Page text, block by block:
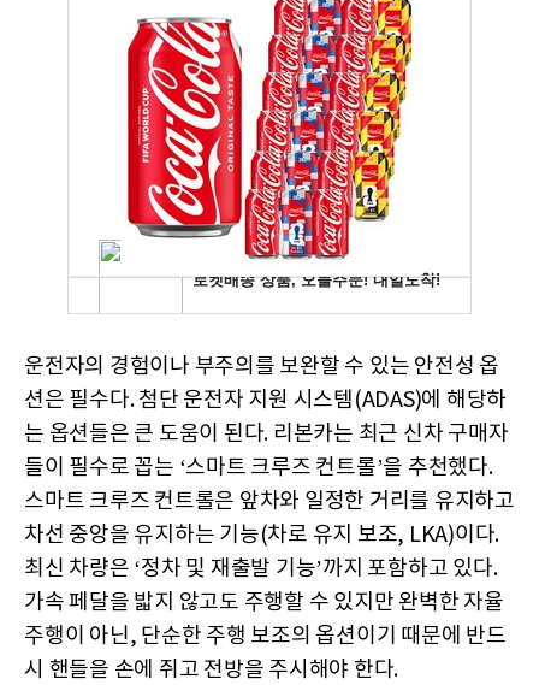
운전자의 경험이나 부주의를 보완할 수 있는 안전성 옵
션은 필수다. 첨단 운전자 지원 시스템(ADAS)에 해당하
는 옵션들은 큰 도움이 된다. 리본카는 최근 신차 구매자
들이 필수로 꼽는 ‘스마트 크루즈 컨트롤’을 추천했다.
스마트 크루즈 컨트롤은 앞차와 일정한 거리를 유지하고
차선 중앙을 유지하는 기능(차로 유지 보조, LKA)이다.
최신 차량은 ‘정차 및 재출발 기능’까지 포함하고 있다.
가속 페달을 밟지 않고도 주행할 수 있지만 완벽한 자율
주행이 아닌, 단순한 주행 보조의 옵션이기 때문에 반드
시 핸들을 손에 쥐고 전방을 주시해야 한다.